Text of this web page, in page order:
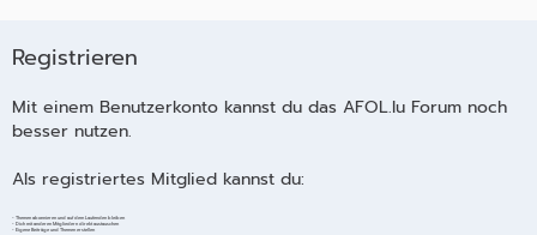
Registrieren
Mit einem Benutzerkonto kannst du das AFOL.lu Forum noch
besser nutzen.
Als registriertes Mitglied kannst du:
- Themen abonnieren und auf dem Laufenden bleiben
- Dich mit anderen Mitgliedern direkt austauschen
- Eigene Beiträge und Themen erstellen